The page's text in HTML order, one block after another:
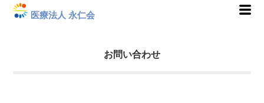
医療法人 永仁会
お問い合わせ